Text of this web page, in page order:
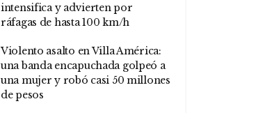
intensifica y advierten por
ráfagas de hasta 100 km/h
Violento asalto en Villa América:
una banda encapuchada golpeó a
una mujer y robó casi 50 millones
de pesos